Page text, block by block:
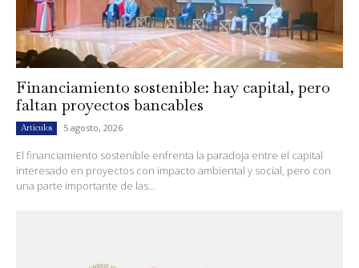
Financiamiento sostenible: hay capital, pero
faltan proyectos bancables
Artículos 5 agosto, 2026
El financiamiento sostenible enfrenta la paradoja entre el capital
interesado en proyectos con impacto ambiental y social, pero con
una parte importante de las...